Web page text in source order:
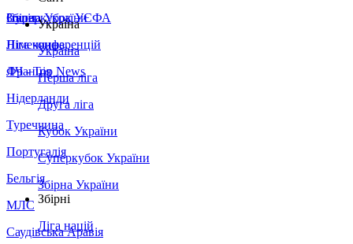
Збірна України
Італія
Німеччина
Франція
Нідерланди
Туреччина
Португалія
Бельгія
МЛС
Саудівська Аравія
Суперкубок УЄФА
Ліга конференцій
ЛЧ - Top News
Україна
Україна
Перша ліга
Друга ліга
Кубок України
Суперкубок України
Збірна України
Збірні
Ліга націй